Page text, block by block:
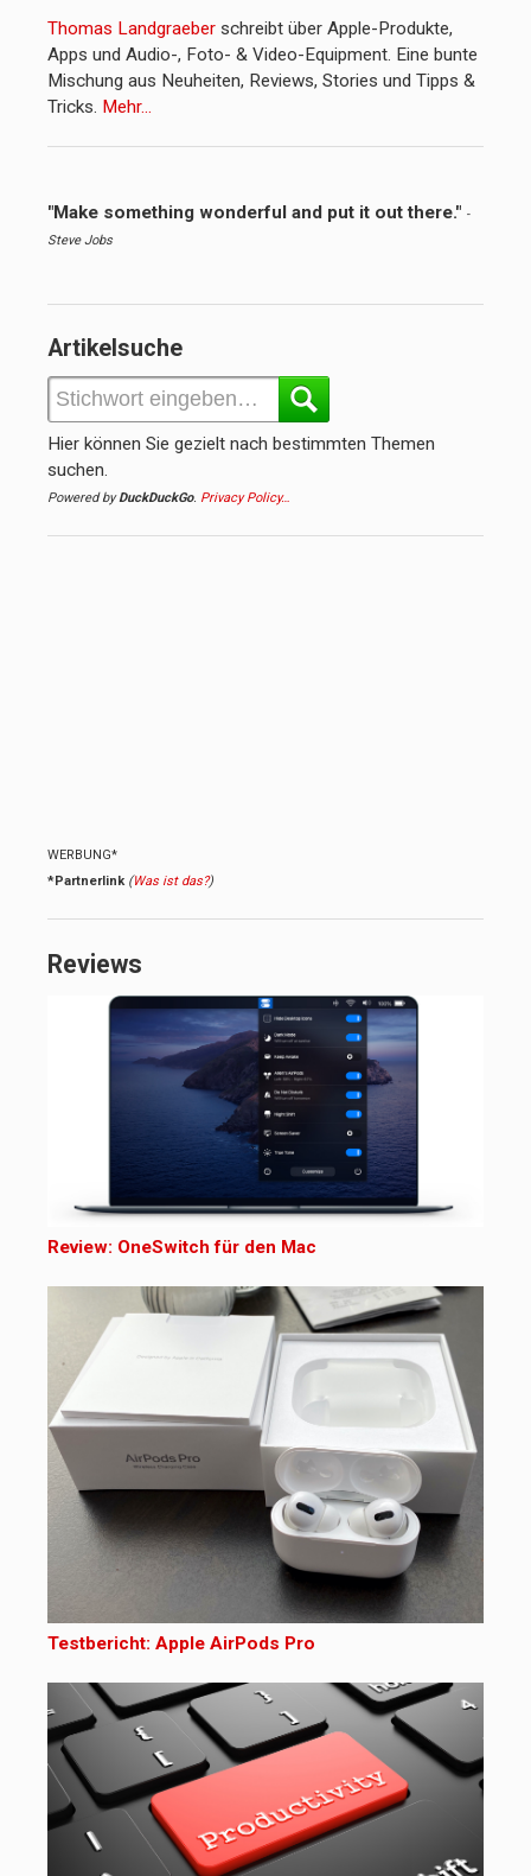
Thomas Landgraeber schreibt über Apple-Produkte,
Apps und Audio-, Foto- & Video-Equipment. Eine bunte
Mischung aus Neuheiten, Reviews, Stories und Tipps &
Tricks. Mehr…
"Make something wonderful and put it out there." -
Steve Jobs
Artikelsuche
Hier können Sie gezielt nach bestimmten Themen
suchen.
Powered byDuckDuckGo. Privacy Policy…
WERBUNG*
*Partnerlink (Was ist das?)
Reviews
Review: OneSwitch für den Mac
Testbericht: Apple AirPods Pro